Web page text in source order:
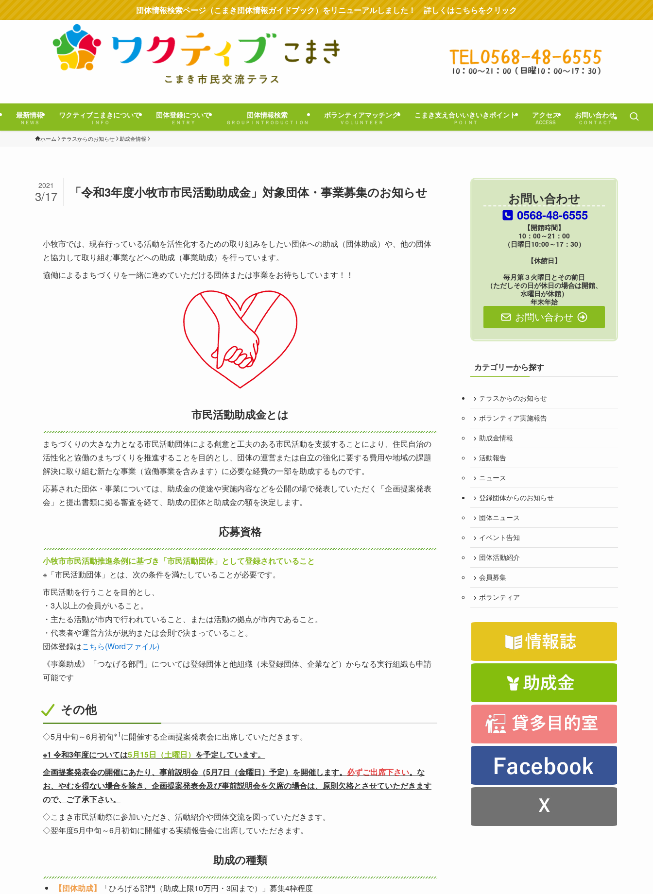
団体情報検索ページ（こまき団体情報ガイドブック）をリニューアルしました！ 詳しくはこちらをクリック
最新情報
ＮＥＷＳ
ワクティブこまきについて
ＩＮＦＯ
団体登録について
ＥＮＴＲＹ
団体情報検索
ＧＲＯＵＰＩＮＴＲＯＤＵＣＴＩＯＮ
ボランティアマッチング
ＶＯＬＵＮＴＥＥＲ
こまき支え合いいきいきポイント
ＰＯＩＮＴ
アクセス
ACCESS
お問い合わせ
ＣＯＮＴＡＣＴ
ホーム テラスからのお知らせ 助成金情報
「令和3年度小牧市市民活動助成金」対象団体・事業募集のお知らせ
2021
3/17
小牧市では、現在行っている活動を活性化するための取り組みをしたい団体への助成（団体助成）や、他の団体
と協力して取り組む事業などへの助成（事業助成）を行っています。
協働によるまちづくりを一緒に進めていただける団体または事業をお待ちしています！！
市民活動助成金とは
まちづくりの大きな力となる市民活動団体による創意と工夫のある市民活動を支援することにより、住民自治の
活性化と協働のまちづくりを推進することを目的とし、団体の運営または自立の強化に要する費用や地域の課題
解決に取り組む新たな事業（協働事業を含みます）に必要な経費の一部を助成するものです。
応募された団体・事業については、助成金の使途や実施内容などを公開の場で発表していただく「企画提案発表
会」と提出書類に拠る審査を経て、助成の団体と助成金の額を決定します。
応募資格
小牧市市民活動推進条例に基づき「市民活動団体」として登録されていること
※「市民活動団体」とは、次の条件を満たしていることが必要です。
市民活動を行うことを目的とし、
・3人以上の会員がいること。
・主たる活動が市内で行われていること、または活動の拠点が市内であること。
・代表者や運営方法が規約または会則で決まっていること。
団体登録はこちら(Wordファイル)
《事業助成》「つなげる部門」については登録団体と他組織（未登録団体、企業など）からなる実行組織も申請
可能です
その他
◇5月中旬～6月初旬※1に開催する企画提案発表会に出席していただきます。
※1 令和3年度については5月15日（土曜日） を予定しています。
企画提案発表会の開催にあたり、事前説明会（5月7日（金曜日）予定）を開催します。 必ずご出席下さい。な
お、やむを得ない場合を除き、企画提案発表会及び事前説明会を欠席の場合は、原則欠格とさせていただきます
ので、ご了承下さい。
◇こまき市民活動祭に参加いただき、活動紹介や団体交流を図っていただきます。
◇翌年度5月中旬～6月初旬に開催する実績報告会に出席していただきます。
助成の種類
【団体助成】
「ひろげる部門（助成上限10万円・3回まで）」募集4枠程度
お問い合わせ
0568-48-6555
【開館時間】
10：00～21：00
（日曜日10:00～17：30）
【休館日】
毎月第３火曜日とその前日
（ただしその日が休日の場合は開館、
水曜日が休館）
年末年始
お問い合わせ
カテゴリーから探す
テラスからのお知らせ
ボランティア実施報告
助成金情報
活動報告
ニュース
登録団体からのお知らせ
団体ニュース
イベント告知
団体活動紹介
会員募集
ボランティア